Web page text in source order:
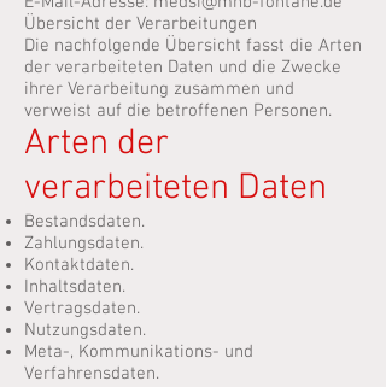
Übersicht der Verarbeitungen
Die nachfolgende Übersicht fasst die Arten
der verarbeiteten Daten und die Zwecke
ihrer Verarbeitung zusammen und
verweist auf die betroffenen Personen.
Arten der
verarbeiteten Daten
Bestandsdaten.
Zahlungsdaten.
Kontaktdaten.
Inhaltsdaten.
Vertragsdaten.
Nutzungsdaten.
Meta-, Kommunikations- und
Verfahrensdaten.